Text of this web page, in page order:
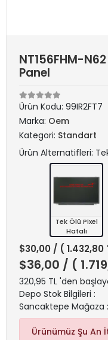
NT156FHM-
Panel
Ürün Kodu: 99IR2FT7
Marka: Oem
Kategori: Standart
Ürün Alternatifleri:
Tek Ölü Pixel
Hatalı
$30,00 / ( 1.432,80
$36,00 / (
320,95 TL 'den
Depo Stok Bilgileri :
Sancaktepe Mağaza
Ürünümüz Şu An